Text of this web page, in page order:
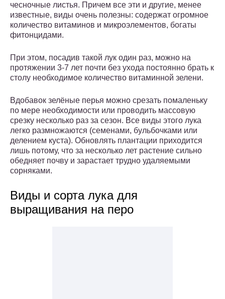
чесночные листья. Причем все эти и другие, менее
известные, виды очень полезны: содержат огромное
количество витаминов и микроэлементов, богаты
фитонцидами.
При этом, посадив такой лук один раз, можно на
протяжении 3-7 лет почти без ухода постоянно брать к
столу необходимое количество витаминной зелени.
Вдобавок зелёные перья можно срезать помаленьку
по мере необходимости или проводить массовую
срезку несколько раз за сезон. Все виды этого лука
легко размножаются (семенами, бульбочками или
делением куста). Обновлять плантации приходится
лишь потому, что за несколько лет растение сильно
обедняет почву и зарастает трудно удаляемыми
сорняками.
Виды и сорта лука для
выращивания на перо